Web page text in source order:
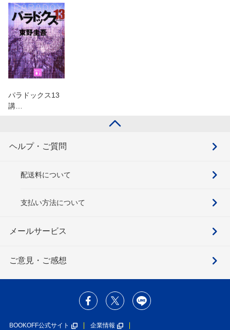
パラドックス13
講…
ヘルプ・ご質問
配送料について
支払い方法について
メールサービス
ご意見・ご感想
BOOKOFF公式サイト 企業情報